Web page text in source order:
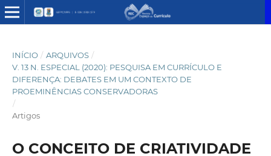
INÍCIO / ARQUIVOS /
V. 13 N. ESPECIAL (2020): PESQUISA EM CURRÍCULO E
DIFERENÇA: DEBATES EM UM CONTEXTO DE
PROEMINÊNCIAS CONSERVADORAS
/
Artigos
O CONCEITO DE CRIATIVIDADE